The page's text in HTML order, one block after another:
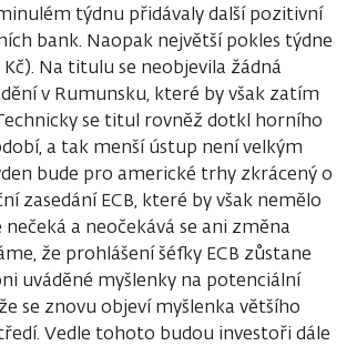
týdnu přidávaly další pozitivní
bank. Naopak největší pokles týdne
Na titulu se neobjevila žádná
v Rumunsku, které by však zatím
se titul rovněž dotkl horního
a tak menší ústup není velkým
bude pro americké trhy zkrácený o
zasedání ECB, které by však nemělo
a neočekává se ani změna
že prohlášení šéfky ECB zůstane
uváděné myšlenky na potenciální
se znovu objeví myšlenka většího
Vedle tohoto budou investoři dále